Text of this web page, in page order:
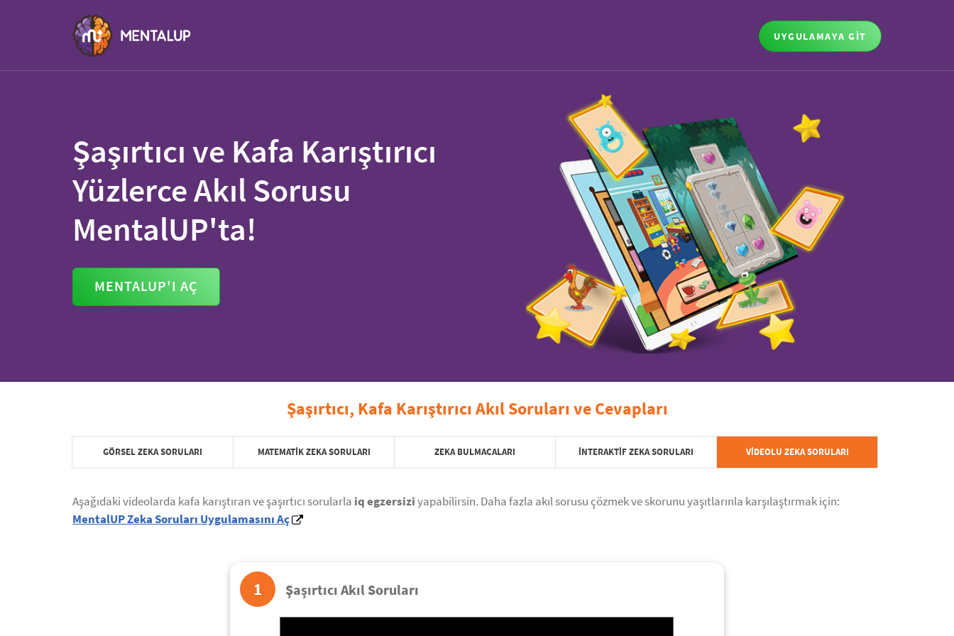
UYGULAMAYA GİT
Şaşırtıcı ve Kafa Karıştırıcı
Yüzlerce Akıl Sorusu
MentalUP'ta!
MENTALUP'I AÇ
Şaşırtıcı, Kafa Karıştırıcı Akıl Soruları ve Cevapları
GÖRSEL ZEKA SORULARI MATEMATIK ZEKA SORULARI ZEKA BULMACALARI İNTERAKTIF ZEKA SORULARI VIDEOLU ZEKA SORULARI
Aşağıdaki videolarda kafa karıştıran ve şaşırtıcı sorularla iq egzersiziyapabilirsin. Daha fazla akıl sorusu çözmek ve skorunu yaşıtlarınla karşılaştırmak için:
MentalUP Zeka Soruları Uygulamasını Aç
1 Şaşırtıcı Akıl Soruları